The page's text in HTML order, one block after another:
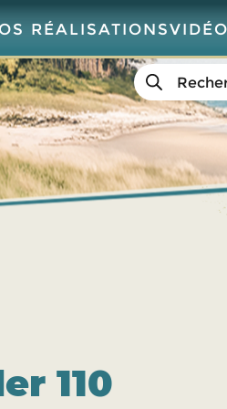
Recherche
de
produits
RÉALISATIONS
110